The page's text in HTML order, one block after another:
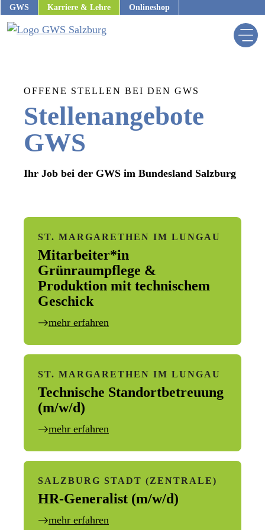
Zum
Inhalt
springen
GWS Karriere & Lehre Onlineshop
OFFENE STELLEN BEI DEN GWS
Stellenangebote
GWS
Ihr Job bei der GWS im Bundesland Salzburg
ST. MARGARETHEN IM LUNGAU
Mitarbeiter*in
Grünraumpflege &
Produktion mit technischem
Geschick
mehr erfahren
ST. MARGARETHEN IM LUNGAU
Technische Standortbetreuung
(m/w/d)
mehr erfahren
SALZBURG STADT (ZENTRALE)
HR-Generalist (m/w/d)
mehr erfahren